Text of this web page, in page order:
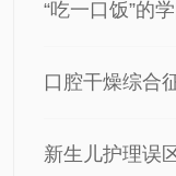
口腔干燥综合